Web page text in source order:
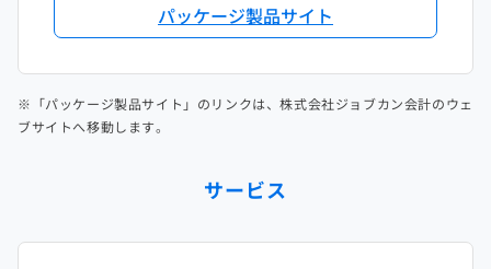
パッケージ製品サイト
※「パッケージ製品サイト」のリンクは、株式会社ジョブカン会計のウェ
ブサイトへ移動します。
サービス